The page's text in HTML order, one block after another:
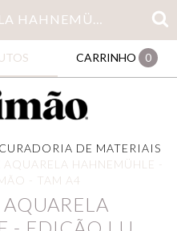
ARTIST BOX AQUARELA HAHNEMÜHLE - EDIÇÃO LU SIMÃO - TAM A4
CARRINHO 0
CURADORIA DE MATERIAIS
HAHNEMÜHLE -
- TAM A4